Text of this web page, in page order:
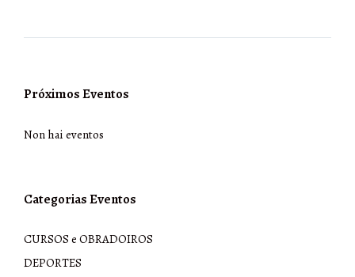
Próximos Eventos
Non hai eventos
Categorias Eventos
CURSOS e OBRADOIROS
DEPORTES